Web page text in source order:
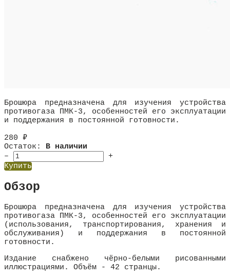
Брошюра предназначена для изучения устройства
противогаза ПМК-3, особенностей его эксплуатации
и поддержания в постоянной готовности.
280 ₽
Остаток:
В наличии
–
+
Купить
Обзор
Брошюра предназначена для изучения устройства
противогаза ПМК-3, особенностей его эксплуатации
(использования, транспортирования, хранения и
обслуживания) и поддержания в постоянной
готовности.
Издание снабжено чёрно-белыми рисованными
иллюстрациями. Объём - 42 странцы.